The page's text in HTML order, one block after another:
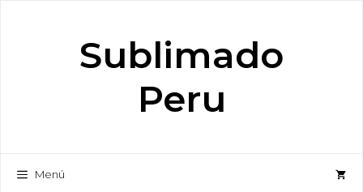
Sublimado
Peru
Menú